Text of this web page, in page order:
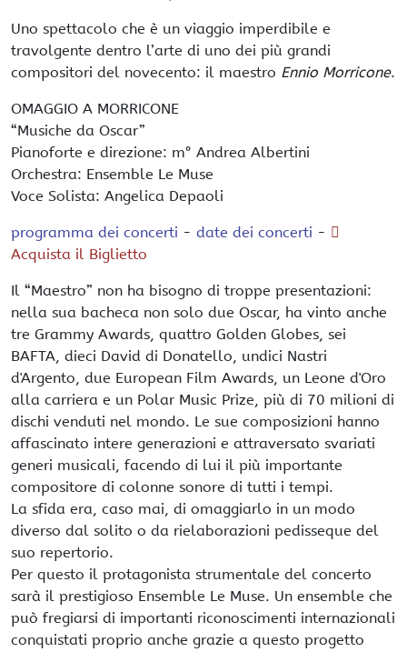
Uno spettacolo che è un viaggio imperdibile e
travolgente dentro l’arte di uno dei più grandi
compositori del novecento: il maestro Ennio Morricone.
OMAGGIO A MORRICONE
“Musiche da Oscar”
Pianoforte e direzione: m° Andrea Albertini
Orchestra: Ensemble Le Muse
Voce Solista: Angelica Depaoli
programma dei concerti - date dei concerti -
Acquista il Biglietto
Il “Maestro” non ha bisogno di troppe presentazioni:
nella sua bacheca non solo due Oscar, ha vinto anche
tre Grammy Awards, quattro Golden Globes, sei
BAFTA, dieci David di Donatello, undici Nastri
d'Argento, due European Film Awards, un Leone d'Oro
alla carriera e un Polar Music Prize, più di 70 milioni di
dischi venduti nel mondo. Le sue composizioni hanno
affascinato intere generazioni e attraversato svariati
generi musicali, facendo di lui il più importante
compositore di colonne sonore di tutti i tempi.
La sfida era, caso mai, di omaggiarlo in un modo
diverso dal solito o da rielaborazioni pedisseque del
suo repertorio.
Per questo il protagonista strumentale del concerto
sarà il prestigioso Ensemble Le Muse. Un ensemble che
può fregiarsi di importanti riconoscimenti internazionali
conquistati proprio anche grazie a questo progetto